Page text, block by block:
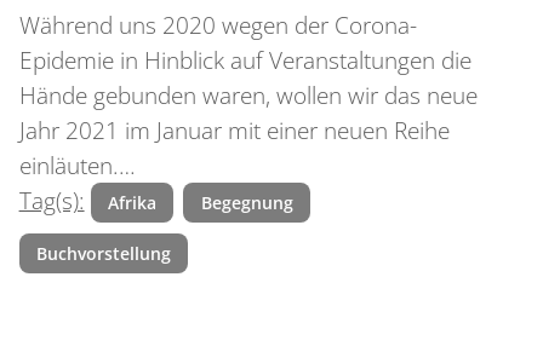
Während uns 2020 wegen der Corona-
Epidemie in Hinblick auf Veranstaltungen die
Hände gebunden waren, wollen wir das neue
Jahr 2021 im Januar mit einer neuen Reihe
einläuten.…
Tag(s):
Afrika Begegnung
Buchvorstellung